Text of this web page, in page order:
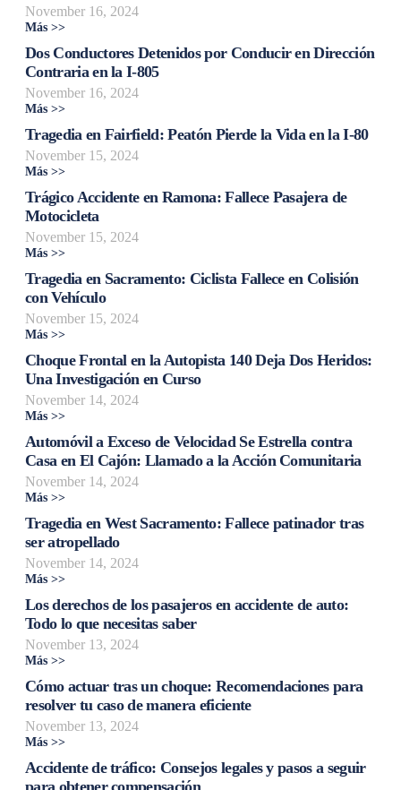
November 16, 2024
Más >>
Dos Conductores Detenidos por Conducir en Dirección
Contraria en la I-805
November 16, 2024
Más >>
Tragedia en Fairfield: Peatón Pierde la Vida en la I-80
November 15, 2024
Más >>
Trágico Accidente en Ramona: Fallece Pasajera de
Motocicleta
November 15, 2024
Más >>
Tragedia en Sacramento: Ciclista Fallece en Colisión
con Vehículo
November 15, 2024
Más >>
Choque Frontal en la Autopista 140 Deja Dos Heridos:
Una Investigación en Curso
November 14, 2024
Más >>
Automóvil a Exceso de Velocidad Se Estrella contra
Casa en El Cajón: Llamado a la Acción Comunitaria
November 14, 2024
Más >>
Tragedia en West Sacramento: Fallece patinador tras
ser atropellado
November 14, 2024
Más >>
Los derechos de los pasajeros en accidente de auto:
Todo lo que necesitas saber
November 13, 2024
Más >>
Cómo actuar tras un choque: Recomendaciones para
resolver tu caso de manera eficiente
November 13, 2024
Más >>
Accidente de tráfico: Consejos legales y pasos a seguir
para obtener compensación